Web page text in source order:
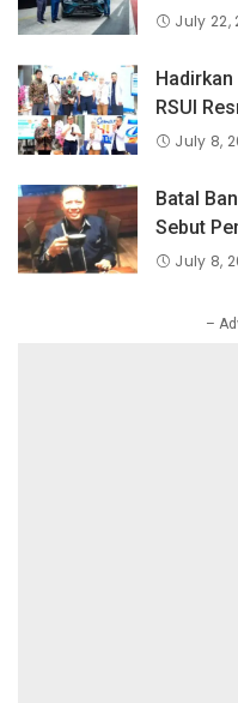
July 22,
RSUI
July 8,
Batal
Sebut
July 8,
–